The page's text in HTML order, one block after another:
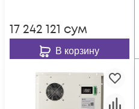
переменного тока
17 242 121 сум
В корзину